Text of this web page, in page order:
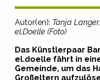
Autor(en): Tanja
el.Doelle (Foto)
Das Künstlerpaar
el.doelle fährt in
Gemeinde, um das
Großeltern